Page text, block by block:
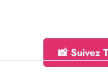
📸 Suivez